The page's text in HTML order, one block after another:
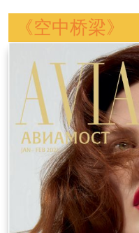
《空中桥梁》